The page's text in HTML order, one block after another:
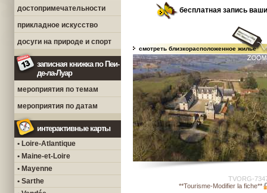
достопримечательности
прикладное искусство
досуги на природе и спорт
записная книжка по Пеи-
де-ла-Луар
мероприятия по темам
мероприятия по датам
интерактивные карты
• Loire-Atlantique
• Maine-et-Loire
• Mayenne
• Sarthe
бесплатная запись
смотреть близкорасположенное жилье
TVORG-
**Tourisme-Modifier la fiche**